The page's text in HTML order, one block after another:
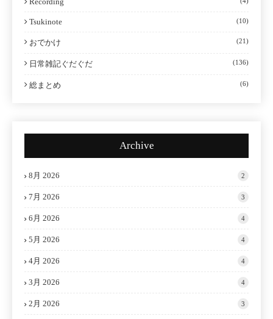
Tsukinote (10)
おでかけ (21)
日常雑記ぐだぐだ (136)
総まとめ (6)
Archive
8月 2026 2
7月 2026 3
6月 2026 4
5月 2026 4
4月 2026 4
3月 2026 4
2月 2026 3